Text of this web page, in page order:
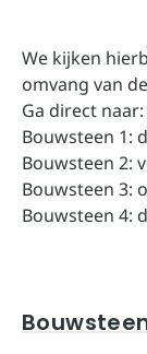
We kijken
omvang van
Ga direct naar:
Bouwsteen 1:
Bouwsteen 2:
Bouwsteen 3:
Bouwsteen 4: